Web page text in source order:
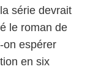
série devrait
le roman de
on espérer
en six